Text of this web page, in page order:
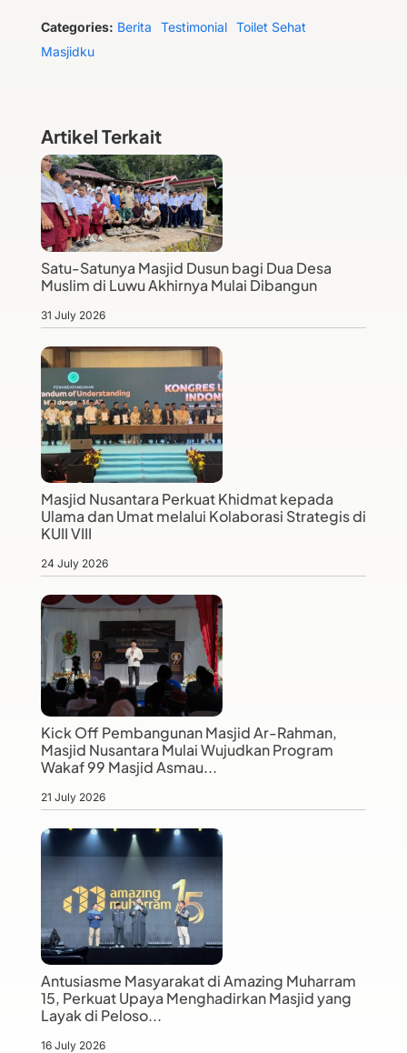
Categories: Berita Testimonial
Toilet Sehat
Masjidku
Artikel Terkait
Satu-Satunya Masjid Dusun bagi Dua Desa
Muslim di Luwu Akhirnya Mulai Dibangun
31 July 2026
Masjid Nusantara Perkuat Khidmat kepada
Ulama dan Umat melalui Kolaborasi Strategis di
KUII VIII
24 July 2026
Kick Off Pembangunan Masjid Ar-Rahman,
Masjid Nusantara Mulai Wujudkan Program
Wakaf 99 Masjid Asmau...
21 July 2026
Antusiasme Masyarakat di Amazing Muharram
15, Perkuat Upaya Menghadirkan Masjid yang
Layak di Peloso...
16 July 2026